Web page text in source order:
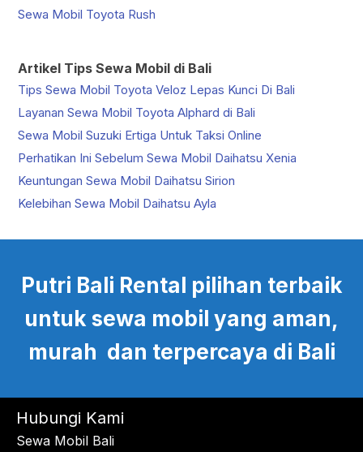
Sewa Mobil Toyota Rush
Artikel Tips Sewa Mobil di Bali
Tips Sewa Mobil Toyota Veloz Lepas Kunci Di Bali
Layanan Sewa Mobil Toyota Alphard di Bali
Sewa Mobil Suzuki Ertiga Untuk Taksi Online
Perhatikan Ini Sebelum Sewa Mobil Daihatsu Xenia
Keuntungan Sewa Mobil Daihatsu Sirion
Kelebihan Sewa Mobil Daihatsu Ayla
Putri Bali Rental pilihan terbaik
untuk sewa mobil yang aman,
murah dan terpercaya di Bali
Hubungi Kami
Sewa Mobil Bali